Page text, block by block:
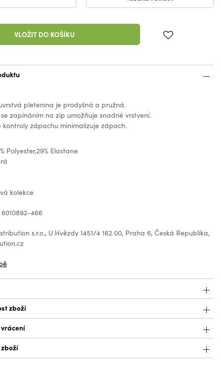
VLOŽIT DO KOŠÍKU
pletenina je prodyšná a pružná.
zapínáním na zip umožňuje snadné vrstvení.
kontroly zápachu minimalizuje zápach.
Polyester,29% Elastane
kolekce
466
s.r.o., U Hvězdy 1451/4 162 00, Praha 6, Česká Republika,
zboží